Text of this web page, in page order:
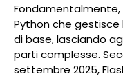
Fondamentalmente,
Python che
di base, lasciando
parti complesse.
settembre 2025,